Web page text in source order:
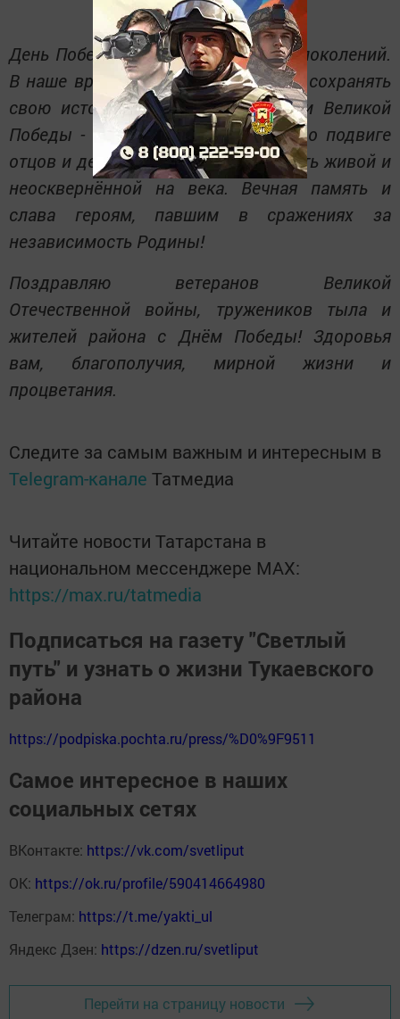
День Победы - праздник единства поколений.
В наше время очень важно знать и сохранять
свою историю. Быть наследниками Великой
Победы - высокая честь, и память о подвиге
отцов и дедов мы должны сохранить живой и
неосквернённой на века. Вечная память и
слава героям, павшим в сражениях за
независимость Родины!
Поздравляю ветеранов Великой
Отечественной войны, тружеников тыла и
жителей района с Днём Победы! Здоровья
вам, благополучия, мирной жизни и
процветания.
Следите за самым важным и интересным в
Telegram-канале Татмедиа
Читайте новости Татарстана в
национальном мессенджере MАХ:
https://max.ru/tatmedia
Подписаться на газету "Светлый
путь" и узнать о жизни Тукаевского
района
https://podpiska.pochta.ru/press/%D0%9F9511
Самое интересное в наших
социальных сетях
ВКонтакте: https://vk.com/svetliput
ОК: https://ok.ru/profile/590414664980
Телеграм: https://t.me/yakti_ul
Яндекс Дзен: https://dzen.ru/svetliput
Перейти на страницу новости